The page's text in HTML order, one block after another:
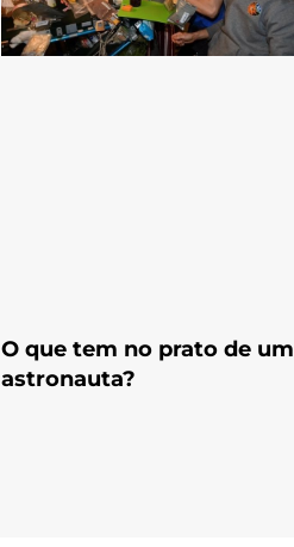
O que tem no prato de um
astronauta?